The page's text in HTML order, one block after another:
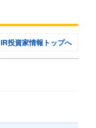
IR投資家情報トップへ